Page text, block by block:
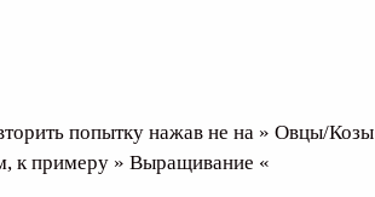
попытку нажав не на » Овцы/Козы
к примеру » Выращивание «